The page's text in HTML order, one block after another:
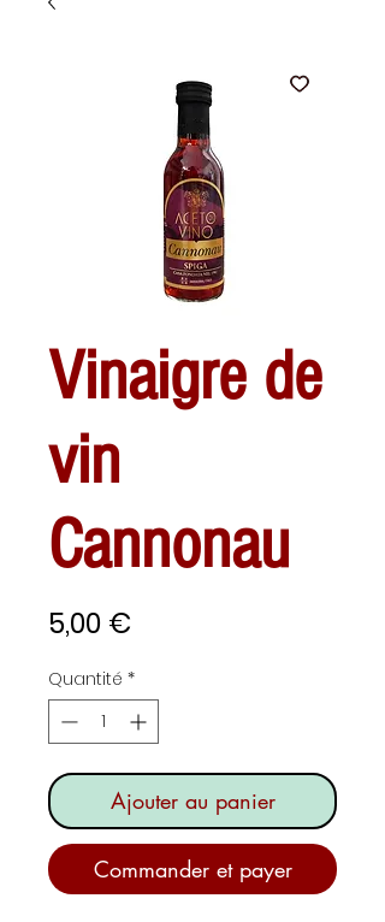
Vinaigre de
vin
Cannonau
5,00 €
Quantité *
Ajouter au panier
Commander et payer